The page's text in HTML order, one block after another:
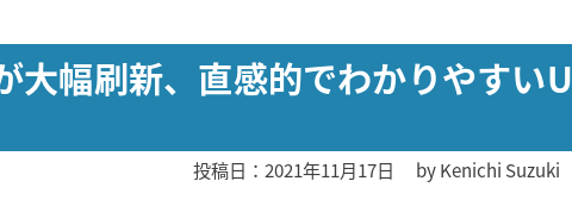
幅刷新、直感的でわかりやすいU
投稿日：2021年11月17日 byKenichi Suzuki